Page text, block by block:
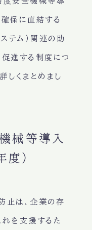
保に直結する
テム）関連の助
進する制度につ
しくまとめまし
械等導入
）
止は、企業の存
を支援するた